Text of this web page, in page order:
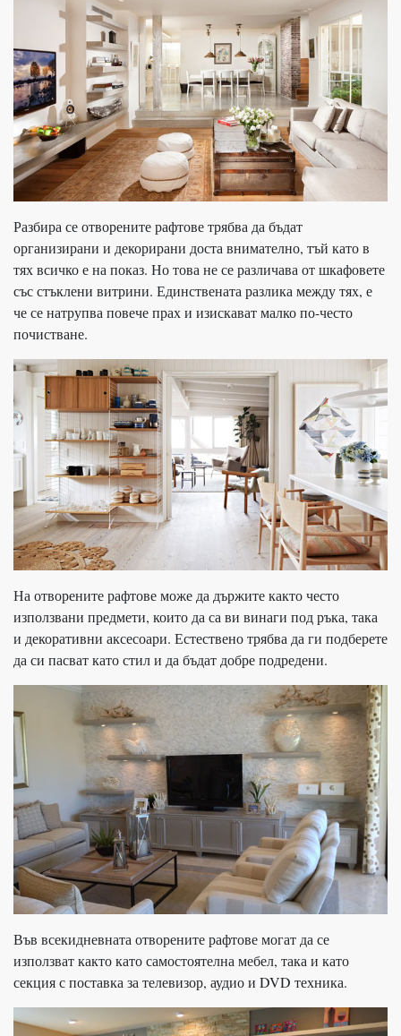
Разбира се отворените рафтове трябва да бъдат
организирани и декорирани доста внимателно, тъй като в
тях всичко е на показ. Но това не се различава от шкафовете
със стъклени витрини. Единствената разлика между тях, е
че се натрупва повече прах и изискават малко по-често
почистване.
На отворените рафтове може да държите както често
използвани предмети, които да са ви винаги под ръка, така
и декоративни аксесоари. Естествено трябва да ги подберете
да си пасват като стил и да бъдат добре подредени.
Във всекидневната отворените рафтове могат да се
използват както като самостоятелна мебел, така и като
секция с поставка за телевизор, аудио и DVD техника.